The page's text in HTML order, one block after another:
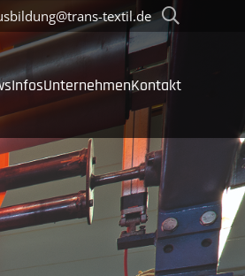
textil.de
InfosUnter­nehmenKontakt